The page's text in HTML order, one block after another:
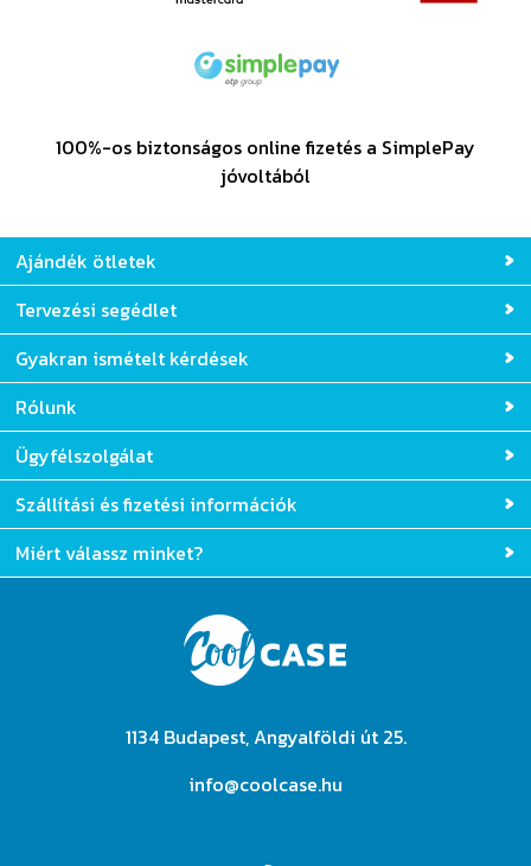
100%-os biztonságos online fizetés a SimplePay
jóvoltából
Ajándék ötletek
Tervezési segédlet
Gyakran ismételt kérdések
Rólunk
Ügyfélszolgálat
Szállítási és fizetési információk
Miért válassz minket?
1134 Budapest, Angyalföldi út 25.
info@coolcase.hu